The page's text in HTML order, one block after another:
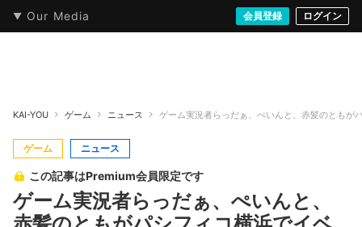
Our Media 会員登録 ログイン
本・文芸 情報化社会 音楽・映像 ゲームストリート
KAI-YOU ゲーム ニュース ゲーム実況者らっだぁ、ぺいんと、赤髪のともが
ゲーム ニュース
この記事はPremium会員限定です
ゲーム実況者らっだぁ、ぺいんと、